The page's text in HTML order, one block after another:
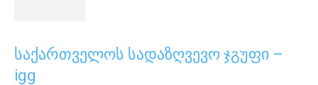
საქართველოს სადაზღვევო ჯგუფი –
igg